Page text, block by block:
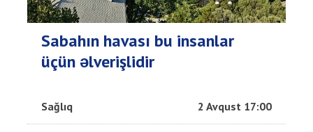
Sabahın havası bu insanlar
üçün əlverişlidir
Sağlıq 2 Avqust 17:00